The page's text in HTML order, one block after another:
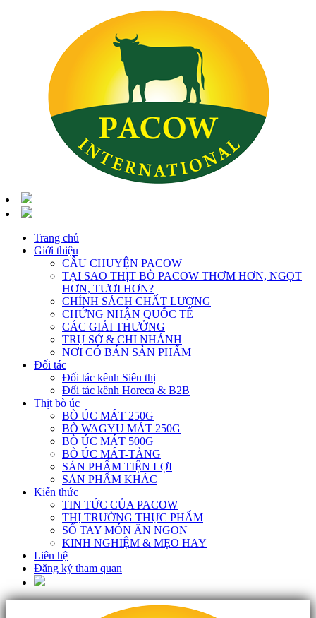
Trang chủ
Giới thiệu
CÂU CHUYỆN PACOW
TẠI SAO THỊT BÒ PACOW THƠM HƠN, NGỌT
HƠN, TƯƠI HƠN?
CHÍNH SÁCH CHẤT LƯỢNG
CHỨNG NHẬN QUỐC TẾ
CÁC GIẢI THƯỞNG
TRỤ SỞ & CHI NHÁNH
NƠI CÓ BÁN SẢN PHẨM
Đối tác
Đối tác kênh Siêu thị
Đối tác kênh Horeca & B2B
Thịt bò úc
BÒ ÚC MÁT 250G
BÒ WAGYU MÁT 250G
BÒ ÚC MÁT 500G
BÒ ÚC MÁT-TẢNG
SẢN PHẨM TIỆN LỢI
SẢN PHẨM KHÁC
Kiến thức
TIN TỨC CỦA PACOW
THỊ TRƯỜNG THỰC PHẨM
SỔ TAY MÓN ĂN NGON
KINH NGHIỆM & MẸO HAY
Liên hệ
Đăng ký tham quan